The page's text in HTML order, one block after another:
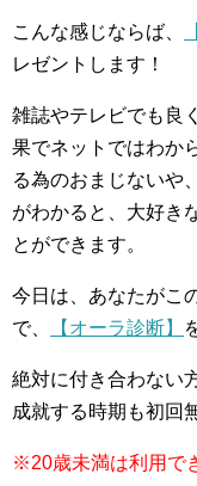
こんな感じならば、
レゼントします！
雑誌やテレビでも良
果でネットではわか
る為のおまじないや
がわかると、大好き
とができます。
今日は、あなたがこ
で、
【オーラ診断】
絶対に付き合わない
成就する時期も初回
※20歳未満は利用で